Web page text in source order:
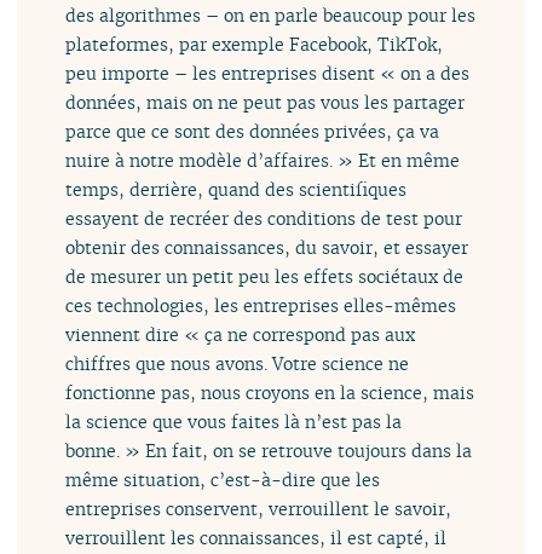
des algorithmes – on en parle beaucoup pour les
plateformes, par exemple Facebook, TikTok,
peu importe – les entreprises disent « on a des
données, mais on ne peut pas vous les partager
parce que ce sont des données privées, ça va
nuire à notre modèle d’affaires. » Et en même
temps, derrière, quand des scientifiques
essayent de recréer des conditions de test pour
obtenir des connaissances, du savoir, et essayer
de mesurer un petit peu les effets sociétaux de
ces technologies, les entreprises elles-mêmes
viennent dire « ça ne correspond pas aux
chiffres que nous avons. Votre science ne
fonctionne pas, nous croyons en la science, mais
la science que vous faites là n’est pas la
bonne. » En fait, on se retrouve toujours dans la
même situation, c’est-à-dire que les
entreprises conservent, verrouillent le savoir,
verrouillent les connaissances, il est capté, il